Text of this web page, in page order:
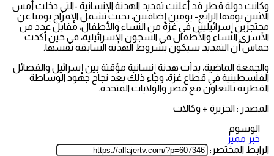
وكانت دولة قطر قد أعلنت تمديد الهدنة الإنسانية -التي دخلت أمس
الاثنين يومها الرابع- يومين إضافيين، بحيث تشمل الإفراج يوميا عن
محتجزين إسرائيليين في غزة من النساء والأطفال، مقابل عدد من
الأسرى النساء والأطفال في السجون الإسرائيلية، في حين أكدت
حماس أن التمديد سيكون بشروط الهدنة السابقة نفسها.
والجمعة الماضية، بدأت هدنة إنسانية مؤقتة بين إسرائيل والفصائل
الفلسطينية في قطاع غزة، وجاء ذلك بعد نجاح جهود الوساطة
القطرية بالتعاون مع مصر والولايات المتحدة.
المصدر : الجزيرة + وكالات
الوسوم
خبر مميز
الرابط المختصر: